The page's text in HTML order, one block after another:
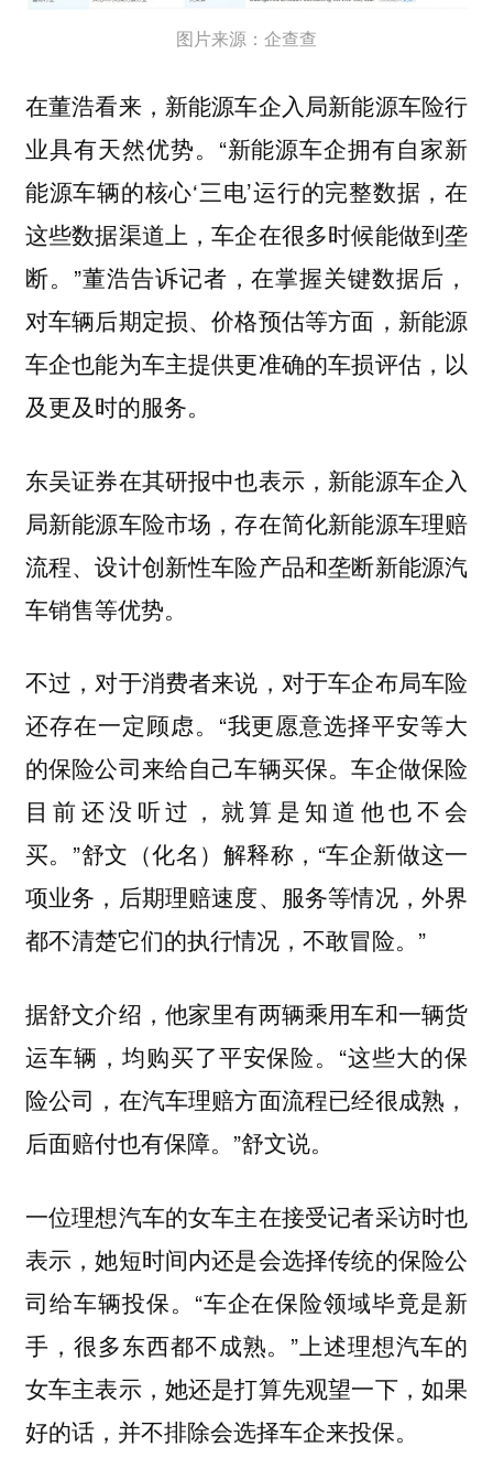
图片来源：企查查
在董浩看来，新能源车企入局新能源车险行
业具有天然优势。“新能源车企拥有自家新
能源车辆的核心‘三电’运行的完整数据，在
这些数据渠道上，车企在很多时候能做到垄
断。”董浩告诉记者，在掌握关键数据后，
对车辆后期定损、价格预估等方面，新能源
车企也能为车主提供更准确的车损评估，以
及更及时的服务。
东吴证券在其研报中也表示，新能源车企入
局新能源车险市场，存在简化新能源车理赔
流程、设计创新性车险产品和垄断新能源汽
车销售等优势。
不过，对于消费者来说，对于车企布局车险
还存在一定顾虑。“我更愿意选择平安等大
的保险公司来给自己车辆买保。车企做保险
目前还没听过，就算是知道他也不会
买。”舒文（化名）解释称，“车企新做这一
项业务，后期理赔速度、服务等情况，外界
都不清楚它们的执行情况，不敢冒险。”
据舒文介绍，他家里有两辆乘用车和一辆货
运车辆，均购买了平安保险。“这些大的保
险公司，在汽车理赔方面流程已经很成熟，
后面赔付也有保障。”舒文说。
一位理想汽车的女车主在接受记者采访时也
表示，她短时间内还是会选择传统的保险公
司给车辆投保。“车企在保险领域毕竟是新
手，很多东西都不成熟。”上述理想汽车的
女车主表示，她还是打算先观望一下，如果
好的话，并不排除会选择车企来投保。